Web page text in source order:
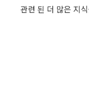
관련 된 더 많은 지